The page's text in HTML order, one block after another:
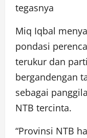
tegasnya
Miq Iqbal
pondasi
terukur dan
bergandengan
sebagai
NTB tercinta.
“Provinsi NTB